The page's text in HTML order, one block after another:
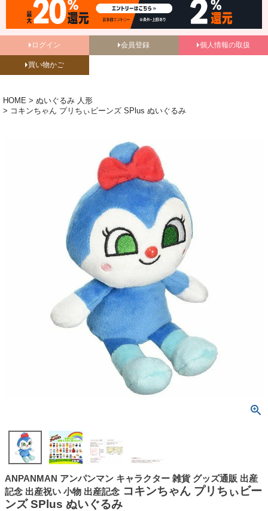
ログイン 会員登録 個人情報の取扱
買い物かご
HOME
ぬいぐるみ 人形
コキンちゃん プリちぃビーンズ SPlus ぬいぐるみ
ANPANMAN アンパンマン キャラクター 雑貨 グッズ通販 出産
記念 出産祝い 小物 出産記念 コキンちゃん プリちぃビー
ンズ SPlus ぬいぐるみ